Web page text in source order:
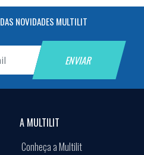
NOVIDADES MULTILIT
A MULTILIT
Conheça a Multilit